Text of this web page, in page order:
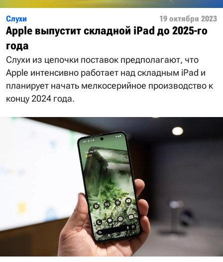
Слухи 19 октября 2023
Apple выпустит складной iPad до 2025-го
года
Слухи из цепочки поставок предполагают, что
Apple интенсивно работает над складным iPad и
планирует начать мелкосерийное производство к
концу 2024 года.